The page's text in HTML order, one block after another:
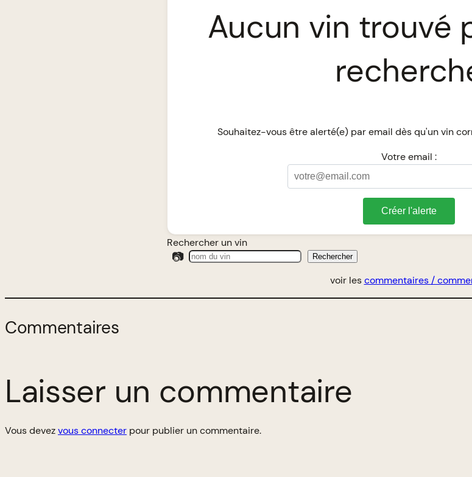
Aucun vin trouvé
Souhaitez-vous être alerté(e) par email dès qu'un vin
Votre email :
Créer l'alerte
Rechercher un vin
📷 Rechercher
voir lescommentaires /
Commentaires
Laisser un commentaire
Vous devezvous connecter pour publier un commentaire.